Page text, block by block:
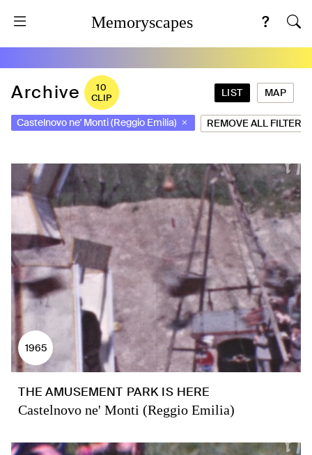
Memoryscapes
Archive
10
CLIP
LIST MAP
Castelnovo ne' Monti (Reggio Emilia) REMOVE ALL FILTERS
1965
THE AMUSEMENT PARK IS HERE
Castelnovo ne' Monti (Reggio Emilia)